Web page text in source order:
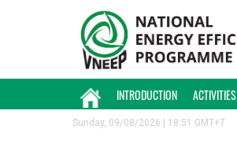
INTRODUCTION ACTIVITIES
Sunday, 09/08/2026 | 18:51 GMT+7